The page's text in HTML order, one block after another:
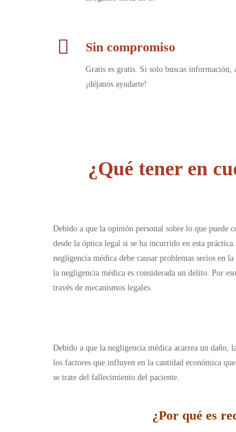
Sin compromiso
Gratis es gratis. Si solo buscas información,
¡déjanos ayudarte!
¿Qué tener en
Debido a que la opinión personal sobre lo que puede
desde la óptica legal si se ha incurrido en esta
negligencia médica debe causar problemas serios en
la negligencia médica es considerada un delito. Por
través de mecanismos legales.
Debido a que la negligencia médica acarrea un
los factores que influyen en la cantidad económica
se trate del fallecimiento del paciente.
¿Por qué es